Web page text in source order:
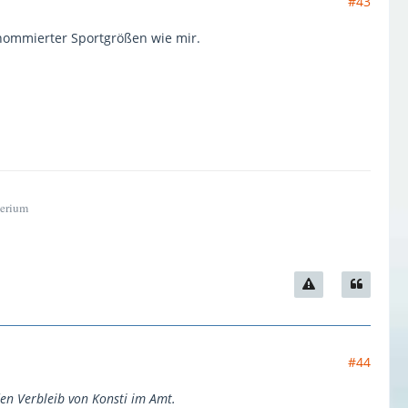
Sportgrößen wie mir.
#44
Verbleib von Konsti im Amt.